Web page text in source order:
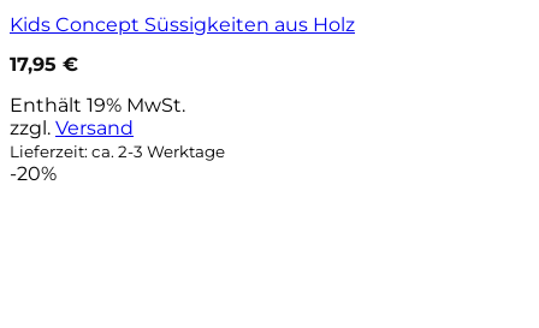
Kids Concept Süssigkeiten aus Holz
17,95 €
Enthält 19% MwSt.
zzgl. Versand
Lieferzeit: ca. 2-3 Werktage
-20%